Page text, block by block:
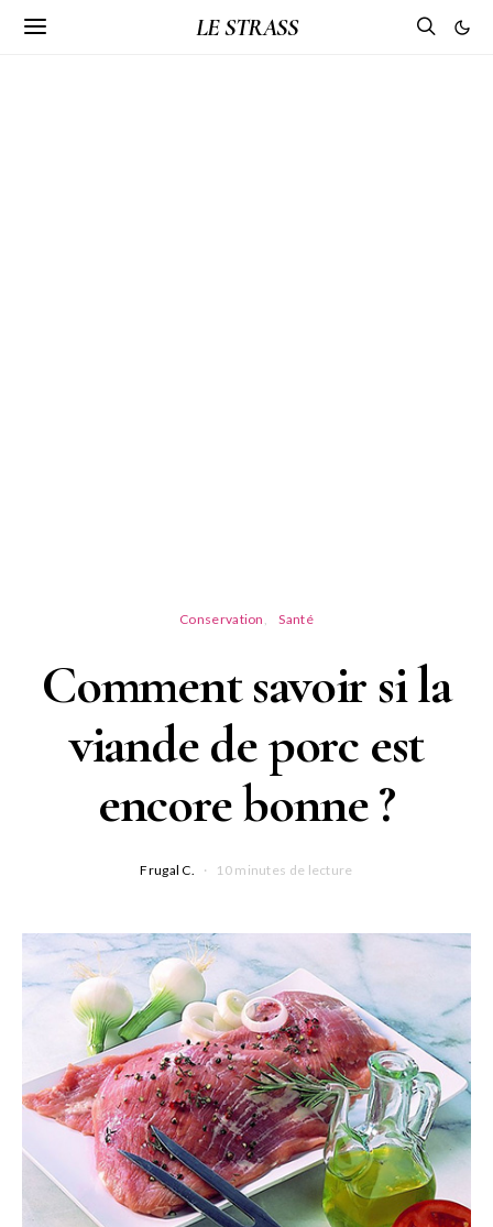
LE STRASS
Conservation Santé
Comment savoir si la
viande de porc est
encore bonne ?
Frugal C. 10 minutes de lecture